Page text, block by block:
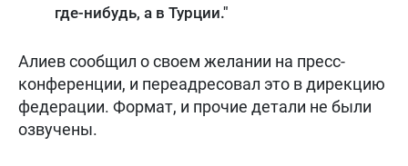
где-нибудь, а в Турции."
Алиев сообщил о своем желании на пресс-
конференции, и переадресовал это в дирекцию
федерации. Формат, и прочие детали не были
озвучены.